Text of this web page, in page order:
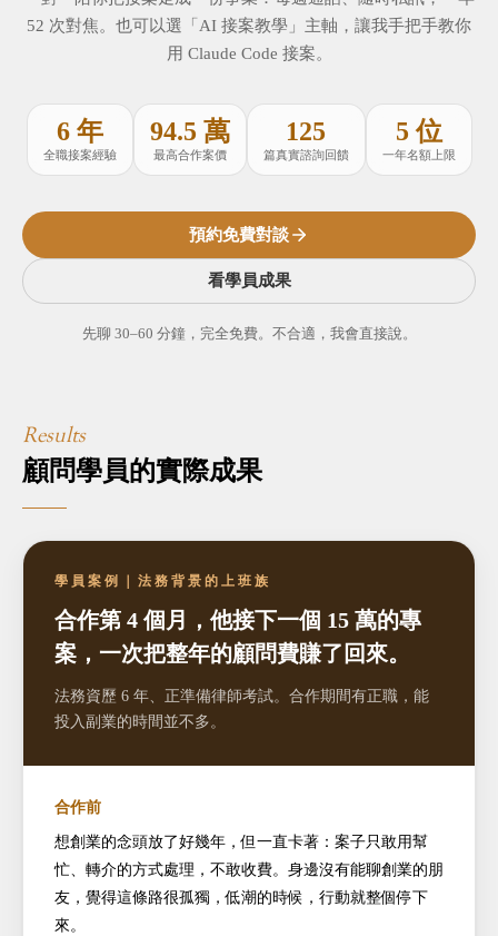
52 次對焦。也可以選「AI 接案教學」主軸，讓我手把手教你
用 Claude Code 接案。
6 年
全職接案經驗
94.5 萬
最高合作案價
125
篇真實諮詢回饋
5 位
一年名額上限
預約免費對談
看學員成果
先聊 30–60 分鐘，完全免費。不合適，我會直接說。
Results
顧問學員的實際成果
學員案例｜法務背景的上班族
合作第 4 個月，他接下一個 15 萬的專
案， 一次把整年的顧問費賺了回來。
法務資歷 6 年、正準備律師考試。合作期間有正職，能
投入副業的時間並不多。
合作前
想創業的念頭放了好幾年，但一直卡著：案子只敢用幫
忙、轉介的方式處理，不敢收費。身邊沒有能聊創業的朋
友，覺得這條路很孤獨，低潮的時候，行動就整個停下
來。